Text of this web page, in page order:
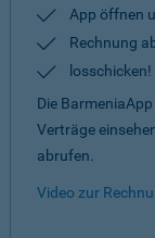
App öffnen
Rechnung
losschicken!
Die
Verträge
abrufen.
Video zur